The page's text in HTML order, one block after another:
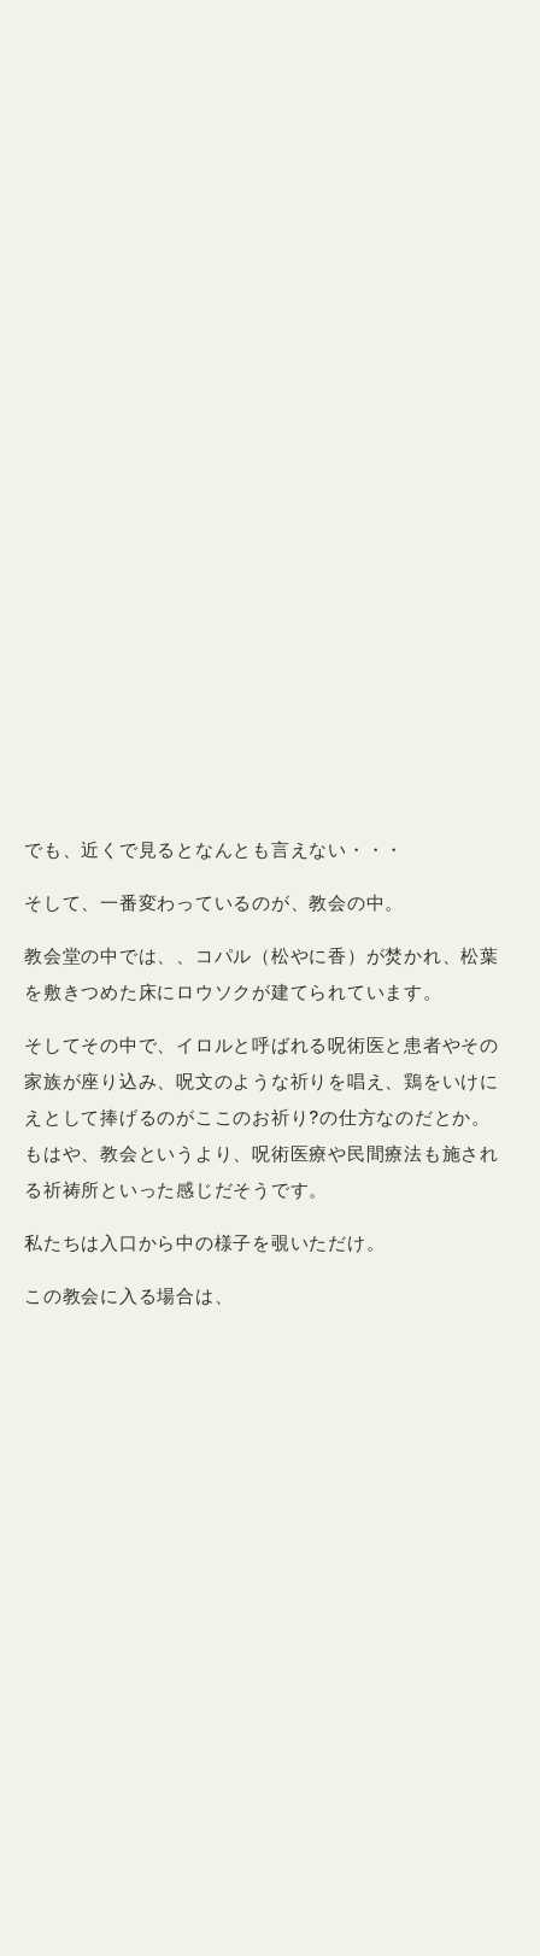
でも、近くで見るとなんとも言えない・・・
そして、一番変わっているのが、教会の中。
教会堂の中では、、コパル（松やに香）が焚かれ、松葉
を敷きつめた床にロウソクが建てられています。
そしてその中で、イロルと呼ばれる呪術医と患者やその
家族が座り込み、呪文のような祈りを唱え、鶏をいけに
えとして捧げるのがここのお祈り?の仕方なのだとか。
もはや、教会というより、呪術医療や民間療法も施され
る祈祷所といった感じだそうです。
私たちは入口から中の様子を覗いただけ。
この教会に入る場合は、